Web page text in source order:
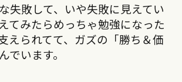
失敗して、いや失敗に見えてい
てみたらめっちゃ勉強になった
えられてて、ガズの「勝ち＆価
でいます。